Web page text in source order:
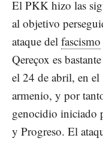
El PKK hizo las
al objetivo
ataque del fascismo
Qereçox es
el 24 de abril, en
armenio, y por
genocidio iniciado
y Progreso. El